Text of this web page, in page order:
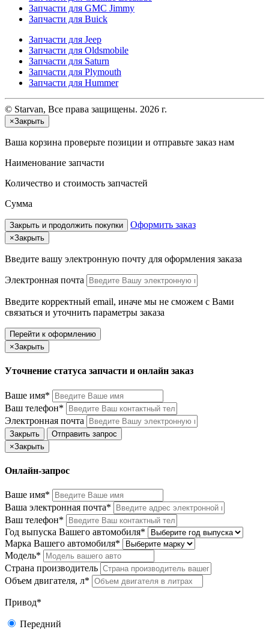
Запчасти для GMC Jimmy
Запчасти для Buick
Запчасти для Jeep
Запчасти для Oldsmobile
Запчасти для Saturn
Запчасти для Plymouth
Запчасти для Hummer
© Starvan, Все права защищены. 2026 г.
×Закрыть
Ваша корзина проверьте позиции и отправьте заказ нам
Наименование запчасти
Количество и стоимость запчастей
Сумма
Закрыть и продолжить покупки Оформить заказ
×Закрыть
Введите вашу электронную почту для оформления заказа
Электронная почта
Введите корректный email, иначе мы не сможем с Вами
связаться и уточнить параметры заказа
Перейти к оформлению
×Закрыть
Уточнение статуса запчасти и онлайн заказ
Ваше имя*
Ваш телефон*
Электронная почта
Закрыть
Отправить запрос
×Закрыть
Онлайн-запрос
Ваше имя*
Ваша электронная почта*
Ваш телефон*
Год выпуска Вашего автомобиля*
Марка Вашего автомобиля*
Модель*
Страна производитель
Объем двигателя, л*
Привод*
Передний